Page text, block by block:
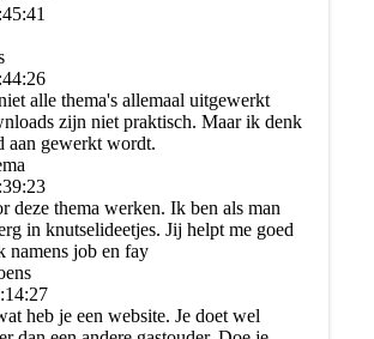
alle thema's allemaal uitgewerkt
zijn niet praktisch. Maar ik denk
aan gewerkt wordt.
deze thema werken. Ik ben als man
in knutselideetjes. Jij helpt me goed
namens job en fay
heb je een website. Je doet wel